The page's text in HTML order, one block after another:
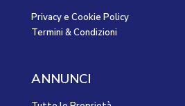
Privacy e Cookie Policy
Termini & Condizioni
ANNUNCI